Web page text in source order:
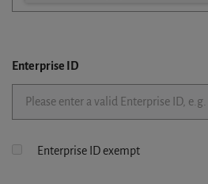
Enterprise ID
Enterprise ID exempt